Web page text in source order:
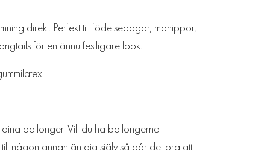
direkt. Perfekt till födelsedagar, möhippor,
för en ännu festligare look.
dina ballonger. Vill du ha ballongerna
någon annan än dig själv så går det bra att